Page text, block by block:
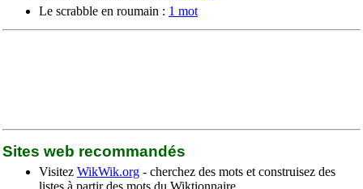
Le scrabble en roumain : 1 mot
Sites web recommandés
Visitez WikWik.org - cherchez des mots et construisez des
listes à partir des mots du Wiktionnaire.